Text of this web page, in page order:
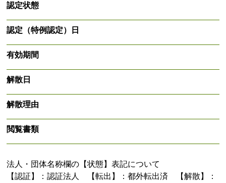
認定状態
認定（特例認定）日
有効期間
解散日
解散理由
閲覧書類
法人・団体名称欄の【状態】表記について
【認証】：認証法人 【転出】：都外転出済 【解散】：